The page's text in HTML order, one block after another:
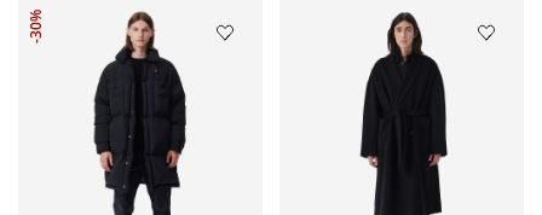
-30%